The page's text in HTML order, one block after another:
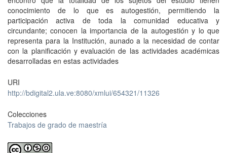
conocimiento de lo que es autogestión, permitiendo la
participación activa de toda la comunidad educativa y
circundante; conocen la importancia de la autogestión y lo que
representa para la Institución, aunado a la necesidad de contar
con la planificación y evaluación de las actividades académicas
desarrolladas en estas actividades
URI
http://bdigital2.ula.ve:8080/xmlui/654321/11326
Colecciones
Trabajos de grado de maestría